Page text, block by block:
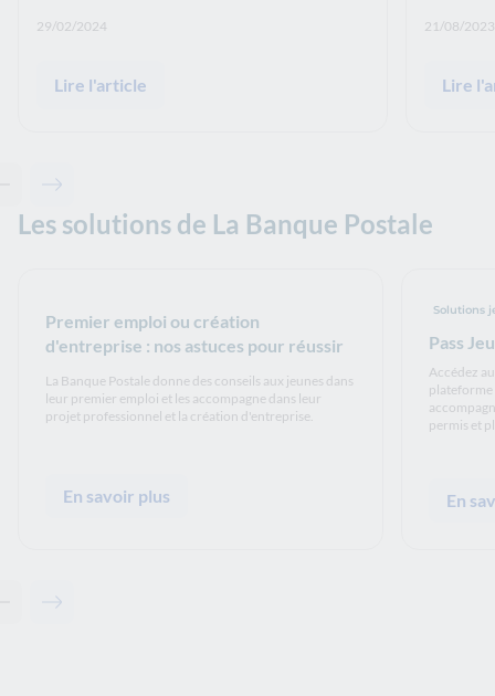
Date de publication: :
29/02/2024
Lire l'article
Date de
21/08/2023
Lire
Contenu précédent - Articles associés
Contenu suivant - Articles associés
Les solutions de La Banque Postale
Premier emploi ou création
d'entreprise : nos astuces pour réussir
La Banque Postale donne des conseils aux jeunes dans
leur premier emploi et les accompagne dans leur
projet professionnel et la création d'entreprise.
En savoir plus
Pass
Solutions
Accédez
plateforme
permis et
En
Contenu précédent - Les solutions de La Banque Postale
Contenu suivant - Les solutions de La Banque Postale